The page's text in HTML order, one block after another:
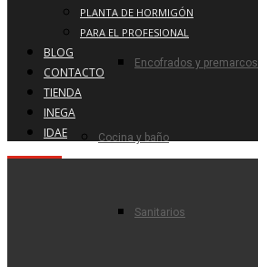
Encofrados y premarcos
Cocina y baño
Sanitarios
PLANTA DE HORMIGÓN
PARA EL PROFESIONAL
BLOG
CONTACTO
TIENDA
INEGA
IDAE